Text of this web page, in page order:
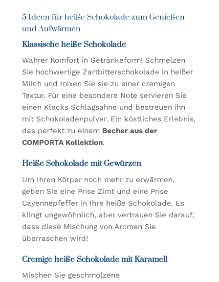
5 Ideen für heiße Schokolade zum Genießen
und Aufwärmen
Klassische heiße Schokolade
Wahrer Komfort in Getränkeform! Schmelzen
Sie hochwertige Zartbitterschokolade in heißer
Milch und mixen Sie sie zu einer cremigen
Textur. Für eine besondere Note servieren Sie
einen Klecks Schlagsahne und bestreuen ihn
mit Schokoladenpulver. Ein köstliches Erlebnis,
das perfekt zu einem Becher aus der
COMPORTA Kollektion.
Heiße Schokolade mit Gewürzen
Um Ihren Körper noch mehr zu erwärmen,
geben Sie eine Prise Zimt und eine Prise
Cayennepfeffer in Ihre heiße Schokolade. Es
klingt ungewöhnlich, aber vertrauen Sie darauf,
dass diese Mischung von Aromen Sie
überraschen wird!
Cremige heiße Schokolade mit Karamell
Mischen Sie geschmolzene